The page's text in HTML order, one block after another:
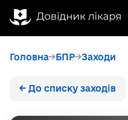
Головна БПР Заходи
← До списку заходів